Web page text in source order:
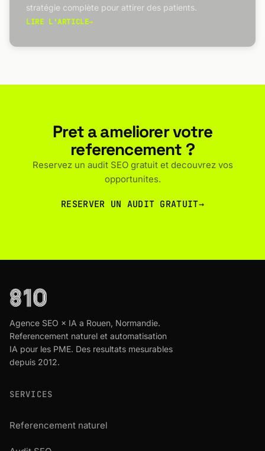
stratégie complète pour attirer des patients.
LIRE L'ARTICLE→
Pret a ameliorer votre
referencement ?
Reservez un audit SEO gratuit et decouvrez vos
opportunites.
RESERVER UN AUDIT GRATUIT→
Agence SEO × IA a Rouen, Normandie.
Referencement naturel et automatisation
IA pour les PME. Des resultats mesurables
depuis 2012.
SERVICES
Referencement naturel